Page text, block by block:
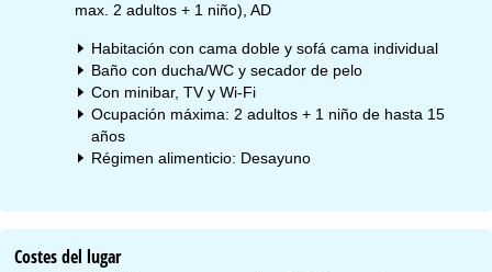
max. 2 adultos + 1 niño), AD
Habitación con cama doble y sofá cama individual
Baño con ducha/WC y secador de pelo
Con minibar, TV y Wi-Fi
Ocupación máxima: 2 adultos + 1 niño de hasta 15
años
Régimen alimenticio: Desayuno
Costes del lugar